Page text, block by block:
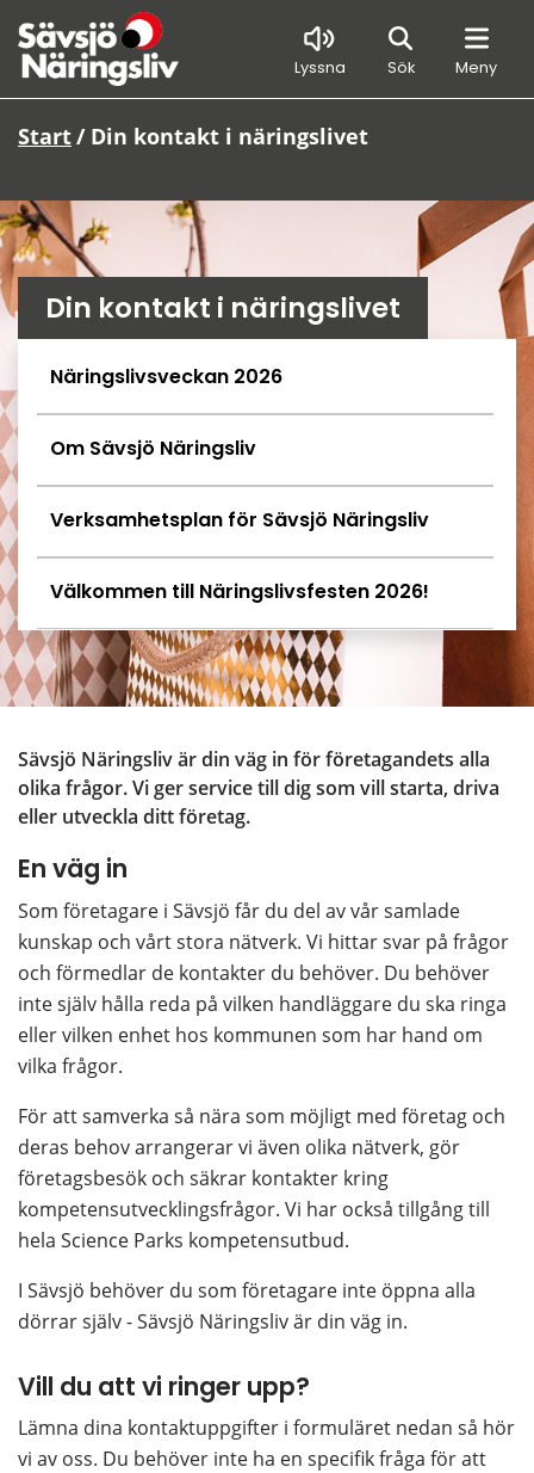
Lyssna Sök Meny
Sök
Start/ Din kontakt i näringslivet
Din kontakt i näringslivet
Näringslivsveckan 2026
Om Sävsjö Näringsliv
Verksamhetsplan för Sävsjö Näringsliv
Välkommen till Näringslivsfesten 2026!
Sävsjö Näringsliv är din väg in för företagandets alla
olika frågor. Vi ger service till dig som vill starta, driva
eller utveckla ditt företag.
En väg in
Som företagare i Sävsjö får du del av vår samlade
kunskap och vårt stora nätverk. Vi hittar svar på frågor
och förmedlar de kontakter du behöver. Du behöver
inte själv hålla reda på vilken handläggare du ska ringa
eller vilken enhet hos kommunen som har hand om
vilka frågor.
För att samverka så nära som möjligt med företag och
deras behov arrangerar vi även olika nätverk, gör
företagsbesök och säkrar kontakter kring
kompetensutvecklingsfrågor. Vi har också tillgång till
hela Science Parks kompetensutbud.
I Sävsjö behöver du som företagare inte öppna alla
dörrar själv - Sävsjö Näringsliv är din väg in.
Vill du att vi ringer upp?
Lämna dina kontaktuppgifter i formuläret nedan så hör
vi av oss. Du behöver inte ha en specifik fråga för att